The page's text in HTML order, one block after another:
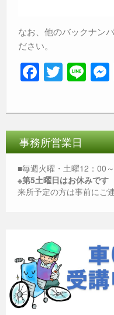
なお、他のバックナン
ださい。
F
a
c
e
b
o
o
k
T
wi
tt
er
Li
n
e
事務所営業日
■毎週火曜・土曜12：00
※第5土曜日はお休みです
来所予定の方は事前にご